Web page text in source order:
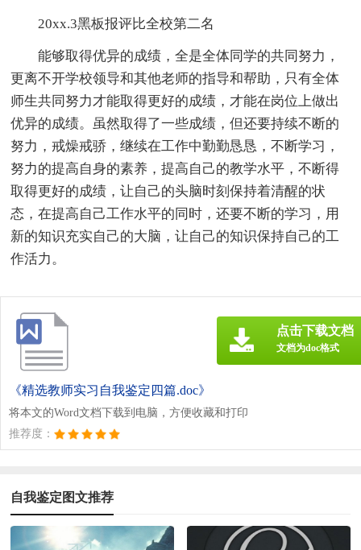
20xx.3黑板报评比全校第二名
能够取得优异的成绩，全是全体同学的共同努力，
更离不开学校领导和其他老师的指导和帮助，只有全体
师生共同努力才能取得更好的成绩，才能在岗位上做出
优异的成绩。虽然取得了一些成绩，但还要持续不断的
努力，戒燥戒骄，继续在工作中勤勤恳恳，不断学习，
努力的提高自身的素养，提高自己的教学水平，不断得
取得更好的成绩，让自己的头脑时刻保持着清醒的状
态，在提高自己工作水平的同时，还要不断的学习，用
新的知识充实自己的大脑，让自己的知识保持自己的工
作活力。
《精选教师实习自我鉴定四篇.doc》
将本文的Word文档下载到电脑，方便收藏和打印
推荐度：
点击下载文档
文档为doc格式
自我鉴定图文推荐